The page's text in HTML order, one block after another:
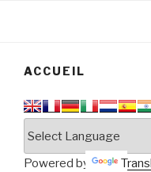
ACCUEIL
Powered by